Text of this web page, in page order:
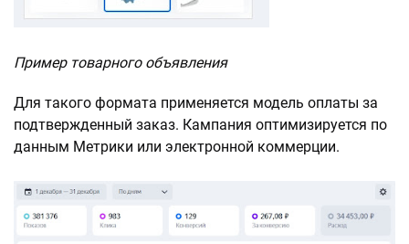
Пример товарного объявления
Для такого формата применяется модель оплаты за
подтвержденный заказ. Кампания оптимизируется по
данным Метрики или электронной коммерции.